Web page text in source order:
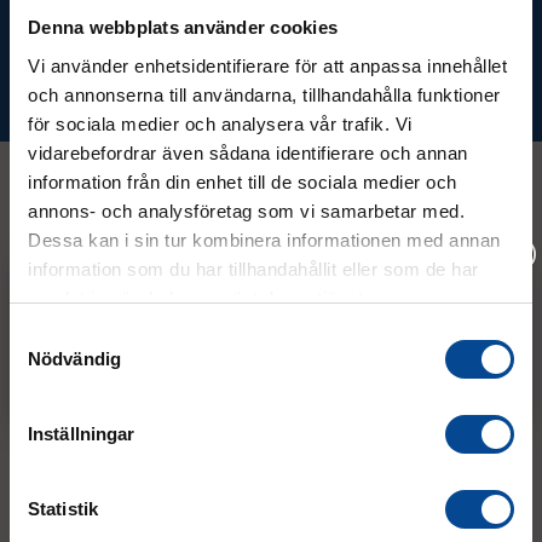
Denna webbplats använder cookies
Vi använder enhetsidentifierare för att anpassa innehållet
och annonserna till användarna, tillhandahålla funktioner
för sociala medier och analysera vår trafik. Vi
vidarebefordrar även sådana identifierare och annan
information från din enhet till de sociala medier och
annons- och analysföretag som vi samarbetar med.
Dessa kan i sin tur kombinera informationen med annan
information som du har tillhandahållit eller som de har
samlat in när du har använt deras tjänster.
Nödvändig
Inställningar
Statistik
Prenumerera
Kontakt
info@micrologistic.com
187 66 Täby